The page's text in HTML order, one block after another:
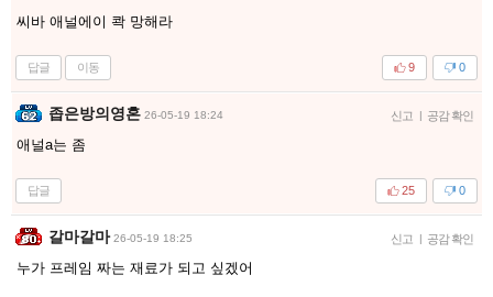
씨바 애널에이 콱 망해라
답글 이동 0
9
좁은방의영혼 26-05-19 18:24 신고 | 공감 확인
애널a는 좀
답글 0
25
갈마갈마 26-05-19 18:25 신고 | 공감 확인
누가 프레임 짜는 재료가 되고 싶겠어